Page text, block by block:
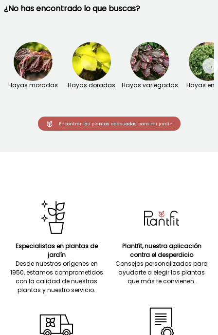
¿No has encontrado lo que buscas?
Hayas moradas Hayas doradas Hayas variegadas Hayas
→
Encontrar las plantas adecuadas para mi jardín
Especialistas en plantas de
jardín
Desde nuestros orígenes en
1950, estamos comprometidos
con la calidad de nuestras
plantas y nuestro servicio.
Plantfit, nuestra aplicación
contra el desperdicio
Consejos personalizados para
ayudarte a elegir las plantas
que más te convienen.